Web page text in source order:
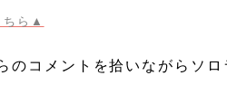
ちら▲
のコメントを拾いながらソ